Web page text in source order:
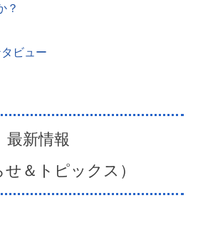
？
ビュー
最新情報
せ＆トピックス）